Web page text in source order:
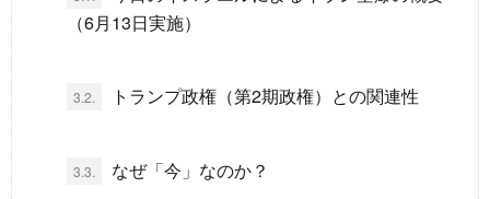
（6月13日実施）
3.2. トランプ政権（第2期政権）との関連性
3.3. なぜ「今」なのか？